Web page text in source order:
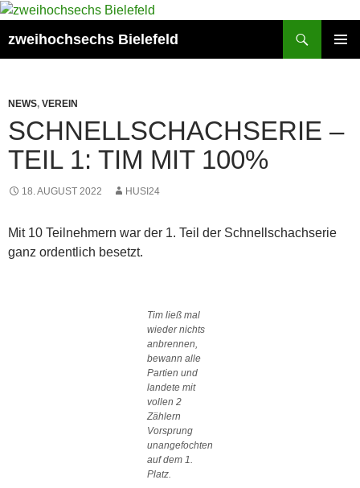
Zum
springen
zweihochsechs Bielefeld
NEWS, VEREIN
SCHNELLSCHACHSERIE –
TEIL 1: TIM MIT 100%
18. AUGUST 2022 HUSI24
Mit 10 Teilnehmern war der 1. Teil der Schnellschachserie
ganz ordentlich besetzt.
Tim ließ mal
wieder nichts
anbrennen,
bewann alle
Partien und
landete mit
vollen 2
Zählern
Vorsprung
unangefochten
auf dem 1.
Platz.